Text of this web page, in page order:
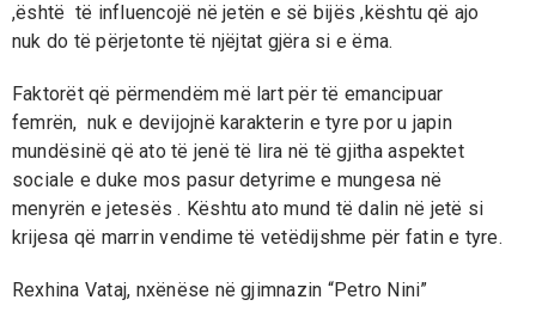
,është të influencojë në jetën e së bijës ,kështu që ajo
nuk do të përjetonte të njëjtat gjëra si e ëma.
Faktorët që përmendëm më lart për të emancipuar
femrën, nuk e devijojnë karakterin e tyre por u japin
mundësinë që ato të jenë të lira në të gjitha aspektet
sociale e duke mos pasur detyrime e mungesa në
menyrën e jetesës . Kështu ato mund të dalin në jetë si
krijesa që marrin vendime të vetëdijshme për fatin e tyre.
Rexhina Vataj, nxënëse në gjimnazin “Petro Nini”